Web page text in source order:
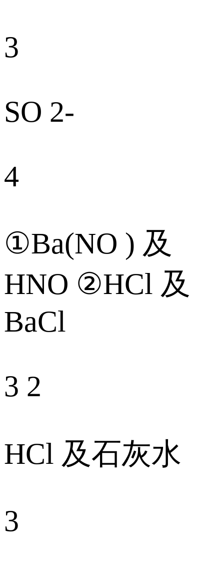
3
SO 2-
4
①Ba(NO ) 及
HNO ②HCl 及
BaCl
3 2
HCl 及石灰水
3